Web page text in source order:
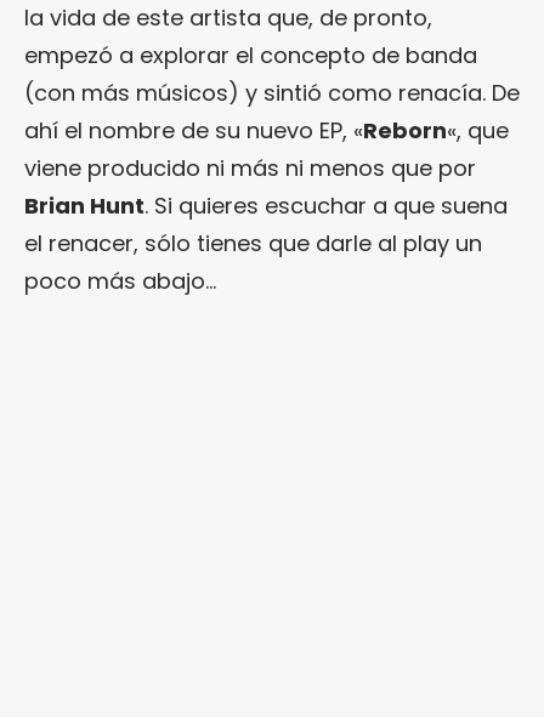
la vida de este artista que, de pronto,
empezó a explorar el concepto de banda
(con más músicos) y sintió como renacía. De
ahí el nombre de su nuevo EP, «Reborn«, que
viene producido ni más ni menos que por
Brian Hunt. Si quieres escuchar a que suena
el renacer, sólo tienes que darle al play un
poco más abajo…